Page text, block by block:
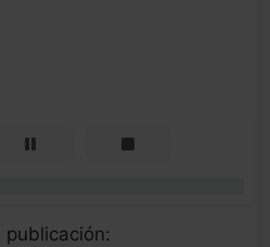
publicación: